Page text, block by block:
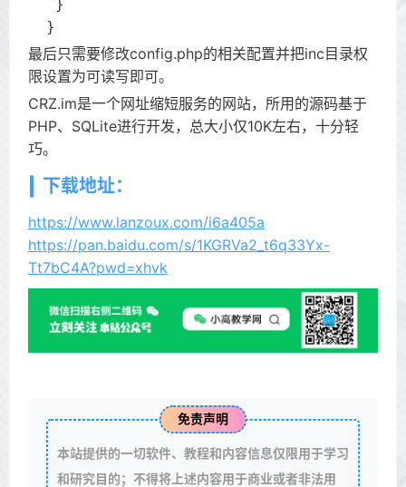
   }
  }
最后只需要修改config.php的相关配置并把inc目录权
限设置为可读写即可。
CRZ.im是一个网址缩短服务的网站，所用的源码基于
PHP、SQLite进行开发，总大小仅10K左右，十分轻
巧。
下载地址：
https://www.lanzoux.com/i6a405a
https://pan.baidu.com/s/1KGRVa2_t6q33Yx-
Tt7bC4A?pwd=xhvk
免责声明
本站提供的一切软件、教程和内容信息仅限用于学习
和研究目的；不得将上述内容用于商业或者非法用